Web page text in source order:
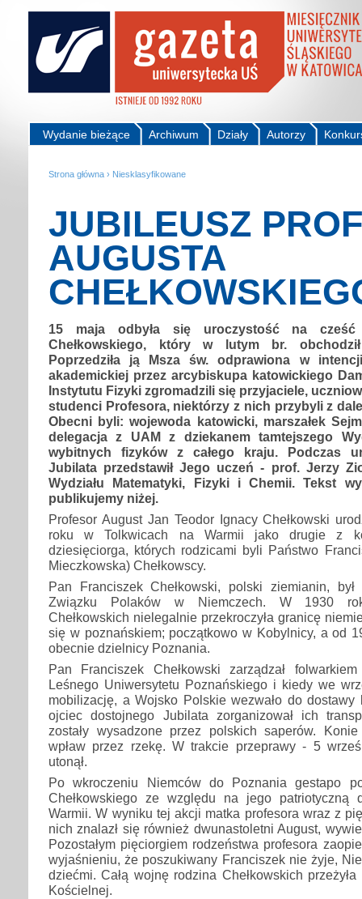
Autorzy
Działy
Archiwum
Wydanie bieżące
Strona główna › Niesklasyfikowane
JUBILEUSZ
AUGUSTA
15 maja odbyła się uroczystość na cześć
Chełkowskiego, który w lutym br.
Poprzedziła ją Msza św. odprawiona w
akademickiej przez arcybiskupa katowickiego
Instytutu Fizyki zgromadzili się przyjaciele,
studenci Profesora, niektórzy z nich przybyli z
Obecni byli: wojewoda katowicki, marszałek
delegacja z UAM z dziekanem tamtejszego
wybitnych fizyków z całego kraju. Podczas
Jubilata przedstawił Jego uczeń - prof. Jerzy
Wydziału Matematyki, Fizyki i Chemii. Tekst
publikujemy niżej.
Profesor August Jan Teodor Ignacy Chełkowski
roku w Tolkwicach na Warmii jako drugie z
dziesięciorga, których rodzicami byli Państwo
Mieczkowska) Chełkowscy.
Pan Franciszek Chełkowski, polski ziemianin, był
Związku Polaków w Niemczech. W 1930
Chełkowskich nielegalnie przekroczyła granicę
się w poznańskiem; początkowo w Kobylnicy, a od
obecnie dzielnicy Poznania.
Pan Franciszek Chełkowski zarządzał
Leśnego Uniwersytetu Poznańskiego i kiedy we
mobilizację, a Wojsko Polskie wezwało do dostawy
ojciec dostojnego Jubilata zorganizował ich
zostały wysadzone przez polskich saperów.
wpław przez rzekę. W trakcie przeprawy - 5
utonął.
Po wkroczeniu Niemców do Poznania gestapo
Chełkowskiego ze względu na jego patriotyczną
Warmii. W wyniku tej akcji matka profesora wraz z
nich znalazł się również dwunastoletni August,
Pozostałym pięciorgiem rodzeństwa profesora
wyjaśnieniu, że poszukiwany Franciszek nie żyje,
dziećmi. Całą wojnę rodzina Chełkowskich
Kościelnej.